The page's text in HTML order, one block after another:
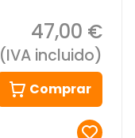
47,00 €
(IVA incluido)
Comprar